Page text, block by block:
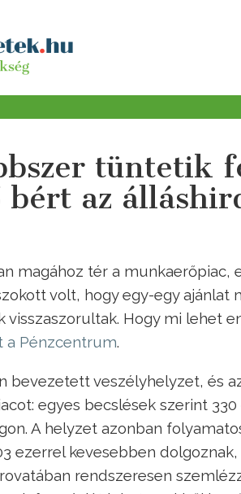
tüntetik
bért az
magához tér a
volt, hogy egy-egy ajánlat
Hogy mi lehet
a Pénzcentrum.
bevezetett veszélyhelyzet, és
egyes becslések szerint
A helyzet azonban
ezerrel kevesebben
rendszeresen